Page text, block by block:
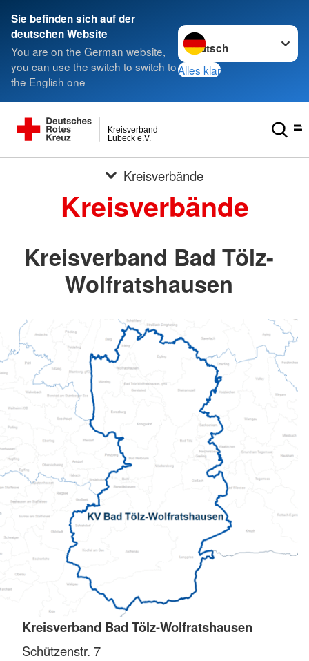
Sie befinden sich auf der
deutschen Website
You are on the German website,
you can use the switch to switch to
the English one
Sprache wechseln zu
Alles klar
Lübeck e.V.
Kreisverband
Kreisverbände
Kreisverbände
Kreisverband Bad Tölz-
Wolfratshausen
Kreisverband Bad Tölz-Wolfratshausen
Schützenstr. 7